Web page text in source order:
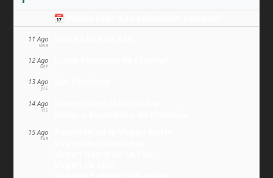
📅 Añade todo a tu calendario personal
11 Ago
MAR
12 Ago
MIÉ
13 Ago
JUE
14 Ago
VIE
15 Ago
SÁB